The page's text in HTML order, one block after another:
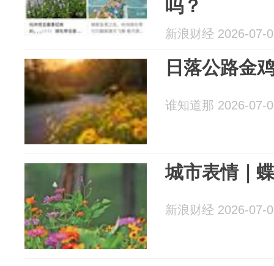
吗？
新浪财经 2026-07-
日落公路金
谁知道那 2026-07-
城市表情｜
新浪财经 2026-07-